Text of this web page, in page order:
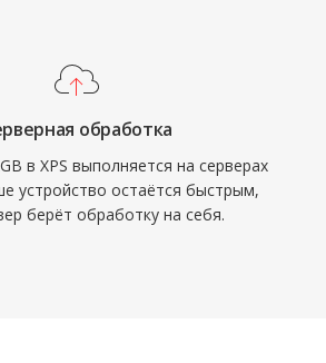
обработка
в XPS выполняется на серверах
устройство остаётся быстрым,
берёт обработку на себя.